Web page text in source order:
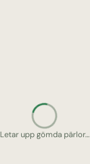
Letar upp gömda pärlor…